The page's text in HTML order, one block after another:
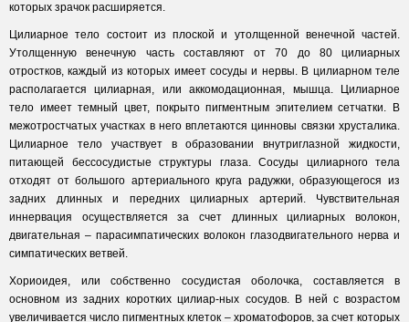
которых зрачок расширяется.
Цилиарное тело состоит из плоской и утолщенной венечной частей.
Утолщенную венечную часть составляют от 70 до 80 цилиарных
отростков, каждый из которых имеет сосуды и нервы. В цилиарном теле
располагается цилиарная, или аккомодационная, мышца. Цилиарное
тело имеет темный цвет, покрыто пигментным эпителием сетчатки. В
межотростчатых участках в него вплетаются цинновы связки хрусталика.
Цилиарное тело участвует в образовании внутриглазной жидкости,
питающей бессосудистые структуры глаза. Сосуды цилиарного тела
отходят от большого артериального круга радужки, образующегося из
задних длинных и передних цилиарных артерий. Чувствительная
иннервация осуществляется за счет длинных цилиарных волокон,
двигательная – парасимпатических волокон глазодвигательного нерва и
симпатических ветвей.
Хориоидея, или собственно сосудистая оболочка, составляется в
основном из задних коротких цилиар-ных сосудов. В ней с возрастом
увеличивается число пигментных клеток – хроматофоров, за счет которых